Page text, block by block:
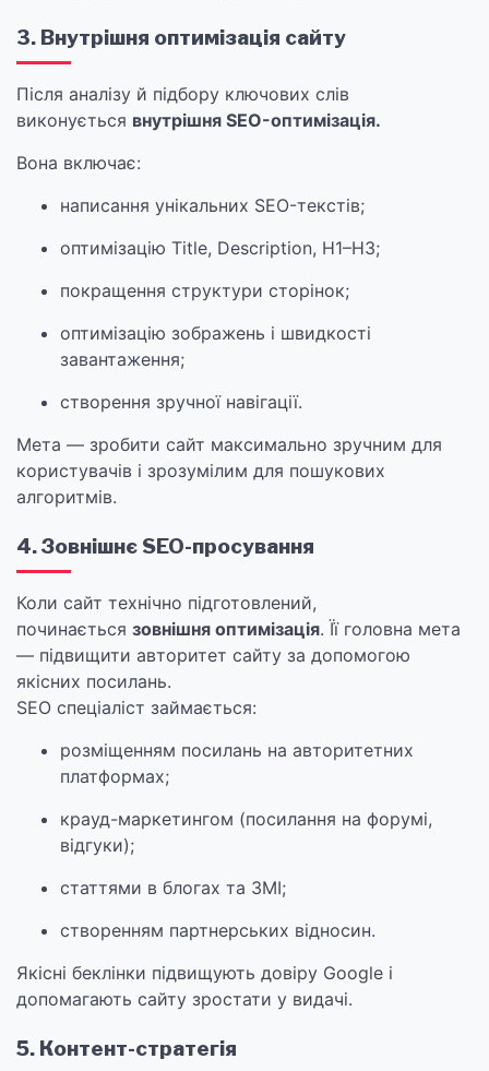
3. Внутрішня оптимізація сайту
Після аналізу й підбору ключових слів
виконується внутрішня SEO-оптимізація.
Вона включає:
написання унікальних SEO-текстів;
оптимізацію Title, Description, H1–H3;
покращення структури сторінок;
оптимізацію зображень і швидкості
завантаження;
створення зручної навігації.
Мета — зробити сайт максимально зручним для
користувачів і зрозумілим для пошукових
алгоритмів.
4. Зовнішнє SEO-просування
Коли сайт технічно підготовлений,
починається зовнішня оптимізація. Її головна мета
— підвищити авторитет сайту за допомогою
якісних посилань.
SEO спеціаліст займається:
розміщенням посилань на авторитетних
платформах;
крауд-маркетингом (посилання на форумі,
відгуки);
статтями в блогах та ЗМІ;
створенням партнерських відносин.
Якісні беклінки підвищують довіру Google і
допомагають сайту зростати у видачі.
5. Контент-стратегія